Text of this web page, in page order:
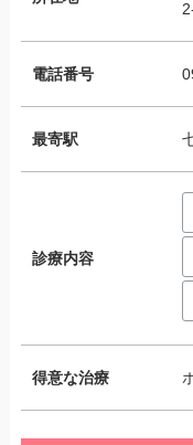
電話番号
最寄駅
診療内容
得意な治療